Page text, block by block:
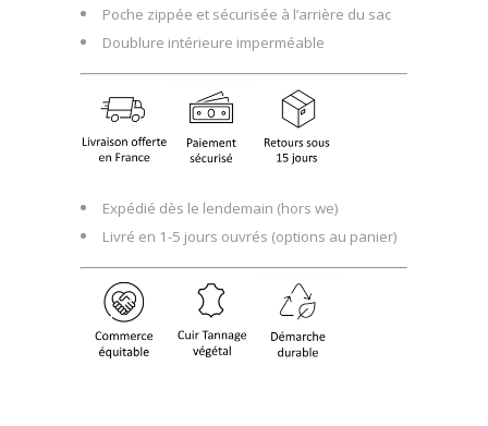
Poche zippée et sécurisée à l’arrière du sac
Doublure intérieure imperméable
Expédié dès le lendemain (hors we)
Livré en 1-5 jours ouvrés (options au panier)